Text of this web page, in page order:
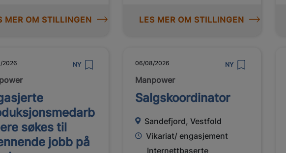
MER OM STILLINGEN LES MER OM STILLINGEN
2026 NY
søkes til
jobb på
06/08/2026 NY
Manpower
Salgskoordinator
Sandefjord, Vestfold
Vikariat/ engasjement
Internettbaserte